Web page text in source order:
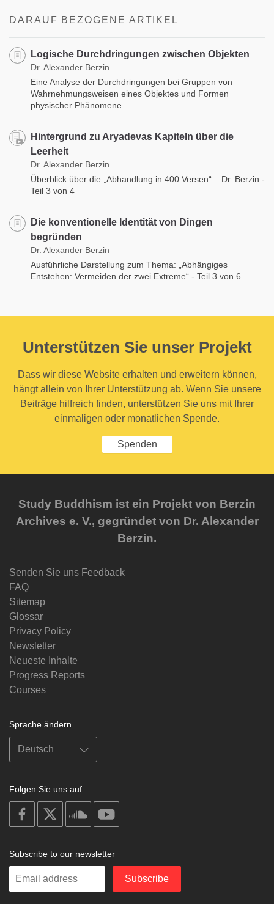
DARAUF BEZOGENE ARTIKEL
Logische Durchdringungen zwischen Objekten
Dr. Alexander Berzin
Eine Analyse der Durchdringungen bei Gruppen von
Wahrnehmungsweisen eines Objektes und Formen
physischer Phänomene.
Hintergrund zu Aryadevas Kapiteln über die
Leerheit
Dr. Alexander Berzin
Überblick über die „Abhandlung in 400 Versen“ – Dr. Berzin -
Teil 3 von 4
Die konventionelle Identität von Dingen
begründen
Dr. Alexander Berzin
Ausführliche Darstellung zum Thema: „Abhängiges
Entstehen: Vermeiden der zwei Extreme“ - Teil 3 von 6
Unterstützen Sie unser Projekt
Dass wir diese Website erhalten und erweitern können,
hängt allein von Ihrer Unterstützung ab. Wenn Sie unsere
Beiträge hilfreich finden, unterstützen Sie uns mit Ihrer
einmaligen oder monatlichen Spende.
Spenden
Study Buddhism ist ein Projekt von Berzin
Archives e. V., gegründet von Dr. Alexander
Berzin.
Senden Sie uns Feedback
FAQ
Sitemap
Glossar
Privacy Policy
Newsletter
Neueste Inhalte
Progress Reports
Courses
Sprache ändern
Folgen Sie uns auf
on
facebook
soundcloud
Subscribe to our newsletter
Enter
Subscribe